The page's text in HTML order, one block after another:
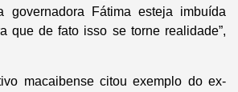
governadora Fátima esteja imbuída
que de fato isso se torne realidade”,
macaibense citou exemplo do ex-